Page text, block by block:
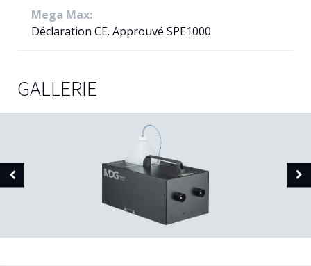
Mega Max:
Déclaration CE. Approuvé SPE1000
GALLERIE